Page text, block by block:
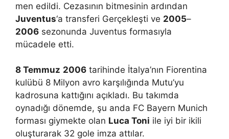
men edildi. Cezasının bitmesinin ardından
Juventus‘a transferi Gerçekleşti ve 2005–
2006 sezonunda Juventus formasıyla
mücadele etti.
8 Temmuz 2006 tarihinde İtalya’nın Fiorentina
kulübü 8 Milyon avro karşılığında Mutu’yu
kadrosuna kattığını açıkladı. Bu takımda
oynadığı dönemde, şu anda FC Bayern Munich
forması giymekte olan Luca Toni ile iyi bir ikili
oluşturarak 32 gole imza attılar.